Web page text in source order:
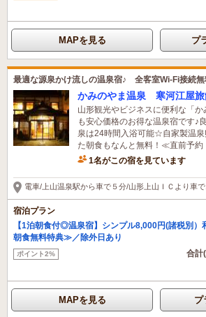
MAPを見る プ
最適な源泉かけ流しの温泉宿♪ 全客室Wi-Fi接続無
かみのやま温泉 寒河江屋旅
山形観光やビジネスに便利な「
も安心価格のお得な温泉宿です♪
泉は24時間入浴可能☆自家製温
た朝食もなんと無料！≪直前予
1名がこの宿を見ています
電車/上山温泉駅から車で５分/山形上山ＩＣより車
宿泊プラン
【1泊朝食付◎温泉宿】シンプル8,000円(諸税
朝食無料特典≫／除外日あり
ポイント2% 合計
MAPを見る プ